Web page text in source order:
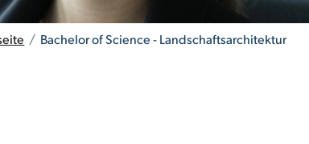
/ Bachelor of Science - Landschaftsarchitektur